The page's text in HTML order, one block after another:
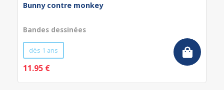
Bunny contre monkey
Bandes dessinées
dès 1 ans
11.95 €